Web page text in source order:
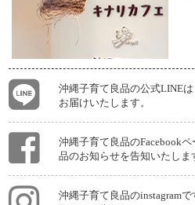
沖縄子育て良品の公式LINE
お届けいたします。
沖縄子育て良品のFacebook
品のお知らせを告知いたしま
沖縄子育て良品のinstagram